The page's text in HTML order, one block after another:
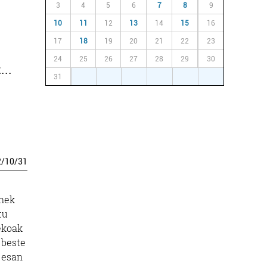
/10/31
3 4 5 6 7 8 9
10 11 12 13 14 15 16
17 18 19 20 21 22 23
24 25 26 27 28 29 30
31